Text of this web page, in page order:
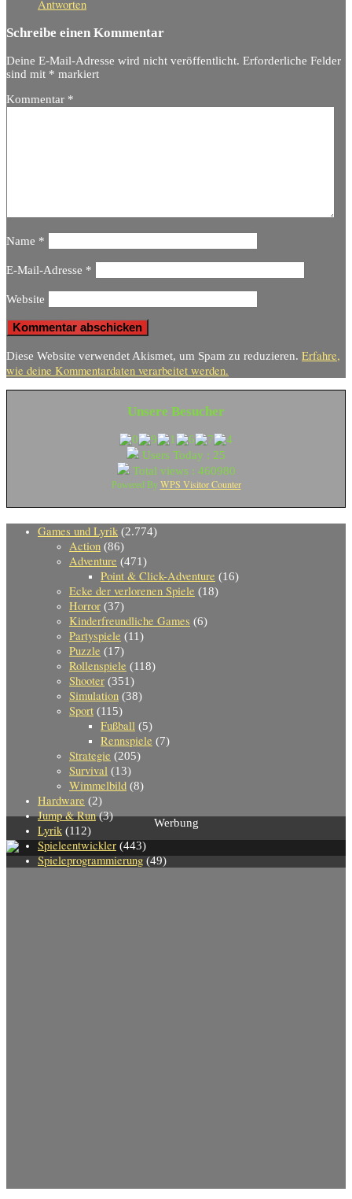
Antworten
Schreibe einen Kommentar
Deine E-Mail-Adresse wird nicht veröffentlicht. Erforderliche Felder
sind mit * markiert
Kommentar *
Name *
E-Mail-Adresse *
Website
Diese Website verwendet Akismet, um Spam zu reduzieren. Erfahre,
wie deine Kommentardaten verarbeitet werden.
Unsere Besucher
Users Today : 25
Total views : 460980
Powered By WPS Visitor Counter
Games und Lyrik (2.774)
Action (86)
Adventure (471)
Point & Click-Adventure (16)
Ecke der verlorenen Spiele (18)
Horror (37)
Kinderfreundliche Games (6)
Partyspiele (11)
Puzzle (17)
Rollenspiele (118)
Shooter (351)
Simulation (38)
Sport (115)
Fußball (5)
Rennspiele (7)
Strategie (205)
Survival (13)
Wimmelbild (8)
Hardware (2)
Jump & Run(3)
Lyrik (112)
Spieleentwickler (443)
Spieleprogrammierung (49)
Werbung